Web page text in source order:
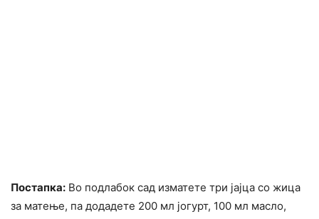
Постапка: Во подлабок сад изматете три јајца со жица
за матење, па додадете 200 мл јогурт, 100 мл масло,